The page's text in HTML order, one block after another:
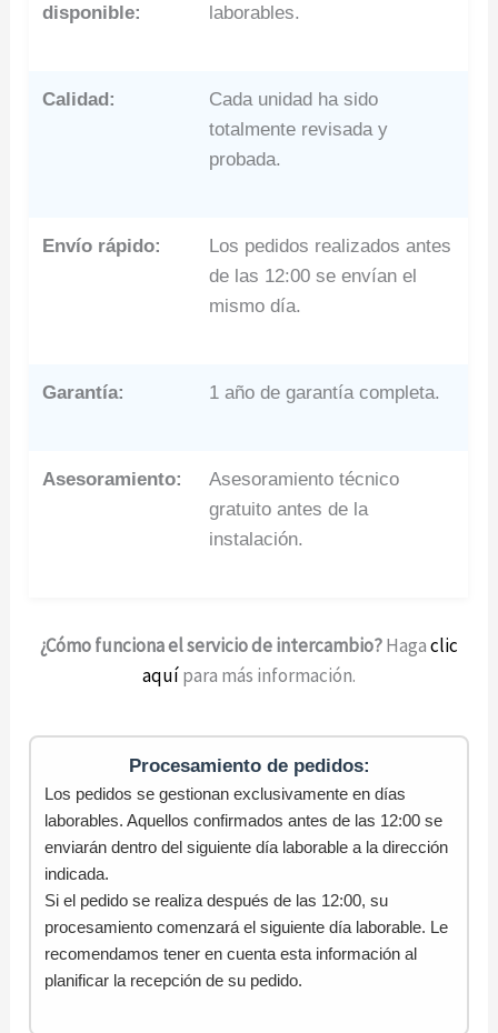
disponible:
laborables.
Calidad:
Cada unidad ha sido
totalmente revisada y
probada.
Envío rápido:
Los pedidos realizados antes
de las 12:00 se envían el
mismo día.
Garantía: 1 año de garantía completa.
Asesoramiento:
Asesoramiento técnico
gratuito antes de la
instalación.
¿Cómo funciona el servicio de intercambio?Hagaclic
aquípara más información.
Procesamiento de pedidos:
Los pedidos se gestionan exclusivamente en días
laborables. Aquellos confirmados antes de las 12:00 se
enviarán dentro del siguiente día laborable a la dirección
indicada.
Si el pedido se realiza después de las 12:00, su
procesamiento comenzará el siguiente día laborable. Le
recomendamos tener en cuenta esta información al
planificar la recepción de su pedido.